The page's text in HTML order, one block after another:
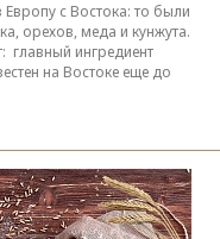
с Востока: то были
орехов, меда и кунжута.
главный ингредиент
на Востоке еще до